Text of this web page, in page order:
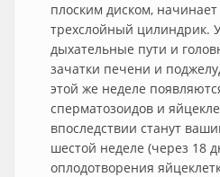
плоским диском,
трехслойный цилиндрик.
дыхательные пути и
зачатки печени и
этой же неделе
сперматозоидов и
впоследствии станут
шестой неделе (через 18
оплодотворения